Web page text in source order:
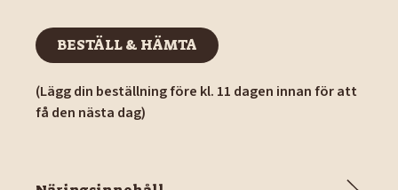
BESTÄLL & HÄMTA
BESTÄLL & HÄMTA
(Lägg din beställning före kl. 11 dagen innan för att
få den nästa dag)